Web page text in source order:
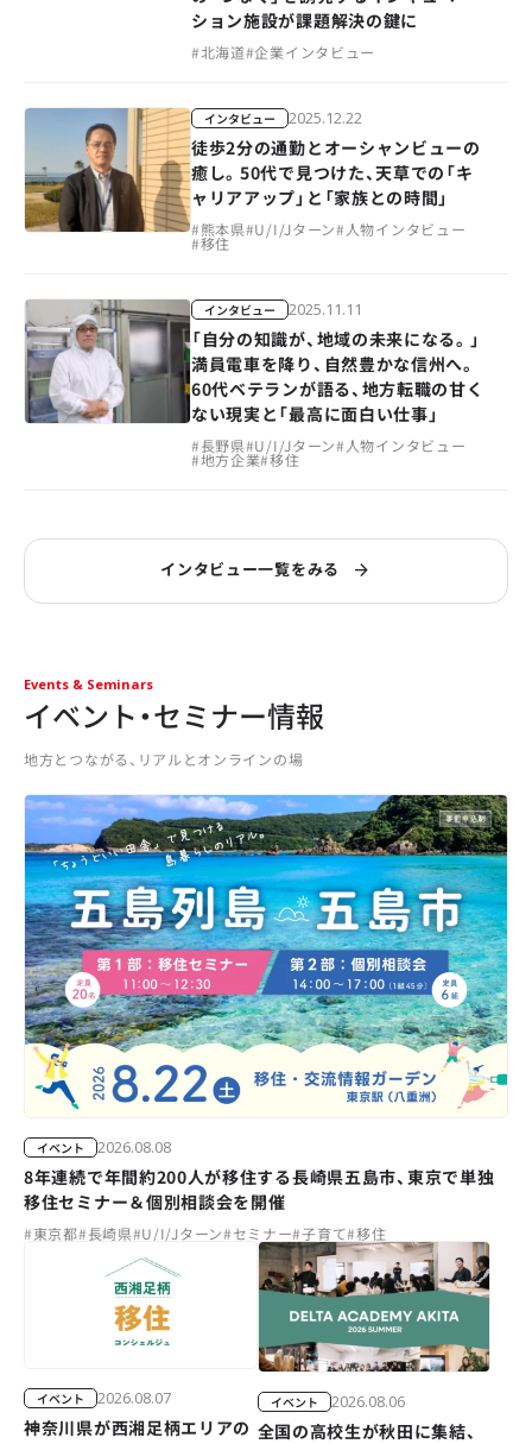
ション施設が課題解決の鍵に
#北海道#企業インタビュー
インタビュー 2025.12.22
徒歩2分の通勤とオーシャンビューの
癒し。50代で見つけた、天草での「キ
ャリアアップ」と「家族との時間」
#熊本県#U/I/Jターン# 人物インタビュー
#移住
インタビュー 2025.11.11
「自分の知識が、地域の未来になる。」
満員電車を降り、自然豊かな信州へ。
60代ベテランが語る、地方転職の甘く
ない現実と「最高に面白い仕事」
#長野県#U/I/Jターン# 人物インタビュー
#地方企業#移住
インタビュー一覧をみる
Events & Seminars
イベント・セミナー情報
地方とつながる、リアルとオンラインの場
イベント 2026.08.08
8年連続で年間約200人が移住する長崎県五島市、東京で単独
移住セミナー＆個別相談会を開催
#東京都#長崎県#U/I/Jターン#セミナー#子育て#移住
イベント 2026.08.07
神奈川県が西湘足柄エリアの
イベント 2026.08.06
全国の高校生が秋田に集結、